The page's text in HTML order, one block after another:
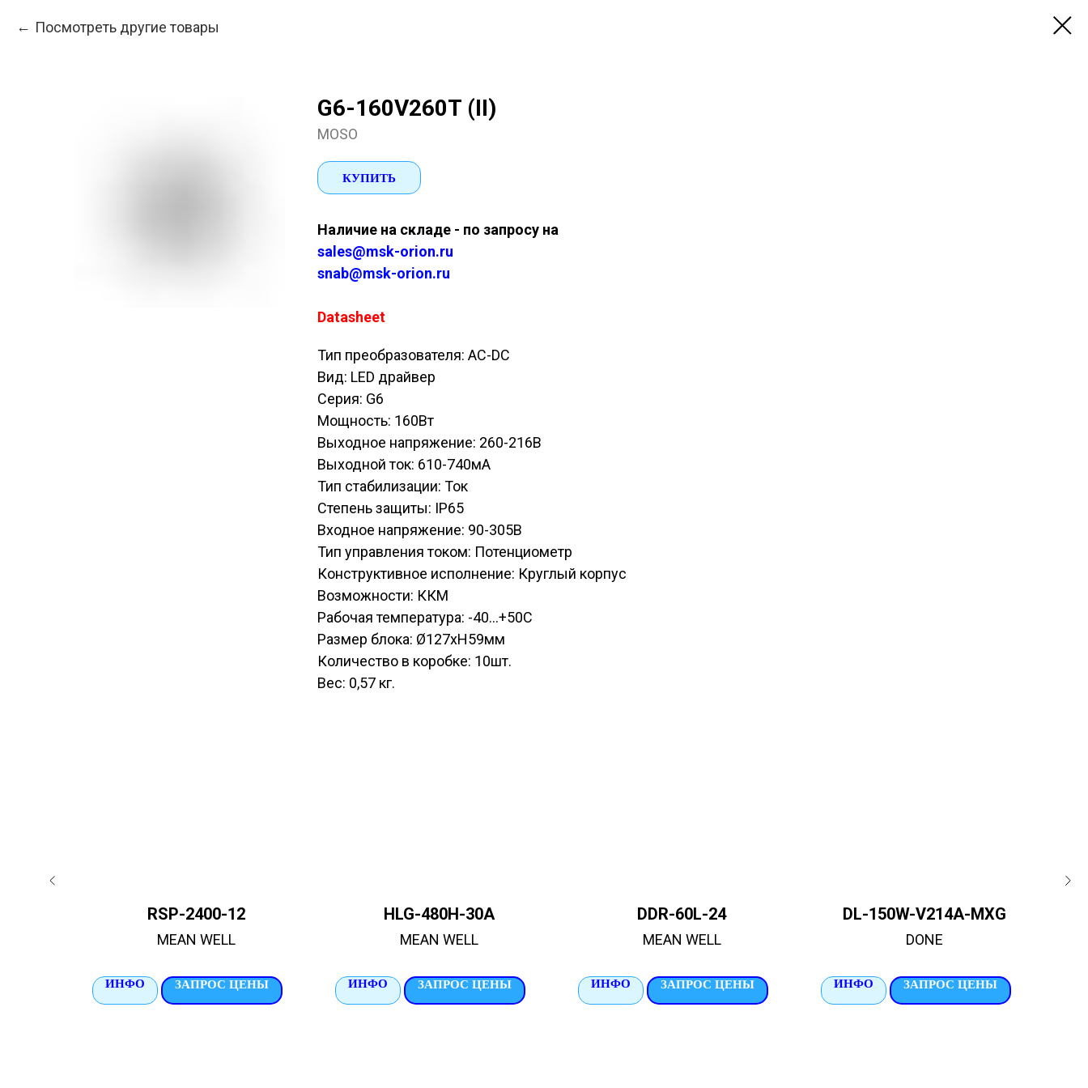
Посмотреть другие товары
G6-160V260T (II)
MOSO
КУПИТЬ
Наличие на складе - по запросу на
sales@msk-orion.ru
snab@msk-orion.ru
Datasheet
Тип преобразователя: AC-DC
Вид: LED драйвер
Серия: G6
Мощность: 160Вт
Выходное напряжение: 260-216В
Выходной ток: 610-740мА
Тип стабилизации: Ток
Степень защиты: IP65
Входное напряжение: 90-305В
Тип управления током: Потенциометр
Конструктивное исполнение: Круглый корпус
Возможности: ККМ
Рабочая температура: -40...+50С
Размер блока: Ø127хH59мм
Количество в коробке: 10шт.
Вес: 0,57 кг.
RSP-2400-12
MEAN WELL
ИНФО ЗАПРОС ЦЕНЫ
HLG-480H-30A
MEAN WELL
ИНФО ЗАПРОС ЦЕНЫ
DDR-60L-24
MEAN WELL
ИНФО ЗАПРОС ЦЕНЫ
DL-150W-V214A-MXG
DONE
ИНФО ЗАПРОС ЦЕНЫ